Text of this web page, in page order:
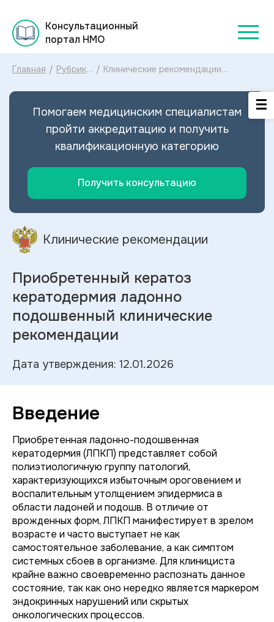
Консультационный
портал НМО
Главная / Рубрикатор
рекомендаций
/ Клинические рекомендации
кератодермия ладонно
подошвенный МКБ-10: диагностика и
лечение Приобретенного кератоза
(кератодермии) ладонно-
Помогаем медицинским специалистам
пройти аккредитацию и получить
квалификационную категорию
Получить консультацию
Клинические рекомендации
Приобретенный кератоз
кератодермия ладонно
подошвенный клинические
рекомендации
Дата утверждения: 12.01.2026
Введение
Приобретенная ладонно-подошвенная
кератодермия (ЛПКП) представляет собой
полиэтиологичную группу патологий,
характеризующихся избыточным ороговением и
воспалительным утолщением эпидермиса в
области ладоней и подошв. В отличие от
врожденных форм, ЛПКП манифестирует в зрелом
возрасте и часто выступает не как
самостоятельное заболевание, а как симптом
системных сбоев в организме. Для клинициста
крайне важно своевременно распознать данное
состояние, так как оно нередко является маркером
эндокринных нарушений или скрытых
онкологических процессов.